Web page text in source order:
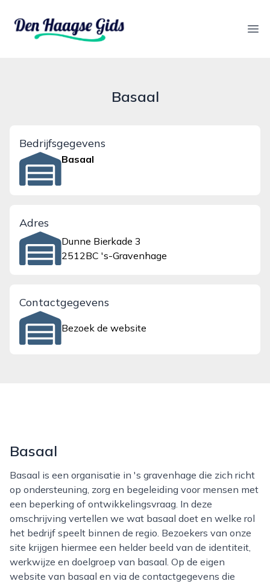
denhaagsegids.nl
Basaal
Bedrijfsgegevens
Basaal
Adres
Dunne Bierkade 3
2512BC 's-Gravenhage
Contactgegevens
Bezoek de website
Basaal
Basaal is een organisatie in 's gravenhage die zich richt
op ondersteuning, zorg en begeleiding voor mensen met
een beperking of ontwikkelingsvraag. In deze
omschrijving vertellen we wat basaal doet en welke rol
het bedrijf speelt binnen de regio. Bezoekers van onze
site krijgen hiermee een helder beeld van de identiteit,
werkwijze en doelgroep van basaal. Op de eigen
website van basaal en via de contactgegevens die